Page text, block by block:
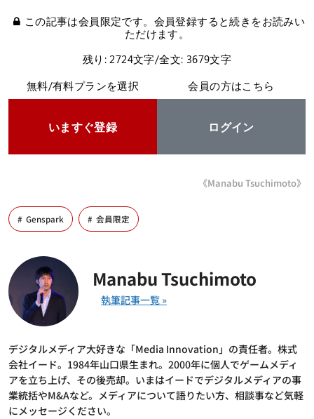
この記事は会員限定です。会員登録すると続きをお読みい
ただけます。
残り: 2724文字/全文: 3679文字
無料/有料プランを選択
いますぐ登録
会員の方はこちら
ログイン
《Manabu Tsuchimoto》
Genspark 会員限定
Manabu Tsuchimoto
デジタルメディア大好きな「Media Innovation」の責任者。株式
会社イード。1984年山口県生まれ。2000年に個人でゲームメディ
アを立ち上げ、その後売却。いまはイードでデジタルメディアの事
業統括やM&Aなど。メディアについて語りたい方、相談事など気軽
にメッセージください。